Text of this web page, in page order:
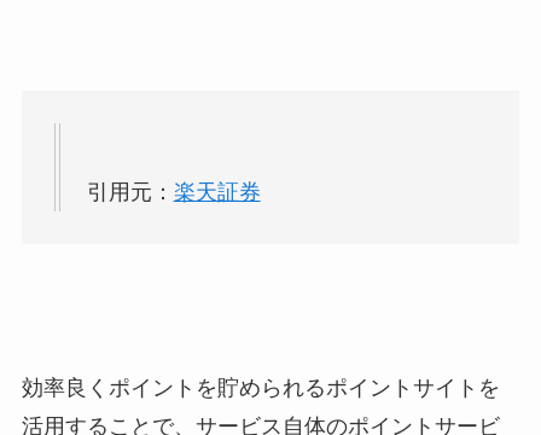
引用元： 楽天証券
効率良くポイントを貯められるポイントサイトを
活用することで、サービス自体のポイントサービ